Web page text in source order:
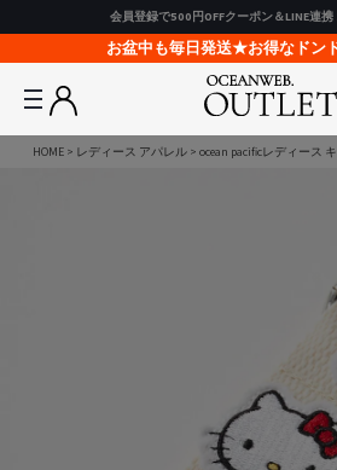
会員登録で500円OFFクーポン＆LINE連携
お盆中も毎日発送★お得なドン
HOME レディース アパレル ocean pacificレディース